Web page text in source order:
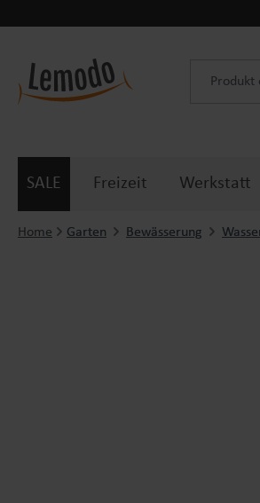
SALE Freizeit Werkstatt
Home Garten Bewässerung